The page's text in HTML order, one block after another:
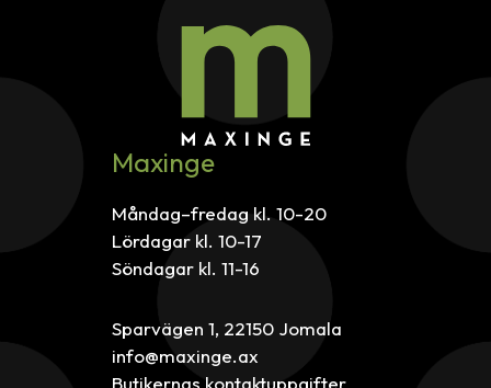
Maxinge
Måndag–fredag kl. 10-20
Lördagar kl. 10-17
Söndagar kl. 11-16
Sparvägen 1, 22150 Jomala
info@maxinge.ax
Butikernas kontaktuppgifter